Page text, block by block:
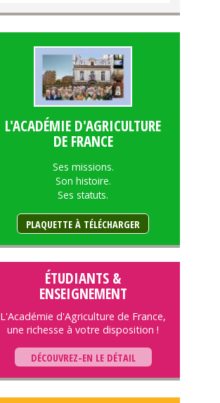
L'ACADÉMIE D'AGRICULTURE
DE FRANCE
Ses missions.
Son histoire.
Ses statuts.
PLAQUETTE À TÉLÉCHARGER
ÉTUDIANTS &
ENSEIGNEMENT
L'Académie d'Agriculture de France,
une richesse à votre disposition !
DÉCOUVREZ-EN LE DÉTAIL